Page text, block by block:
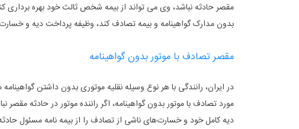
مقصر حادثه نباشد، وی می ‌تواند از بیمه شخص ثالث خود بهره‌ برداری
بدون مدارک گواهینامه و بیمه تصادف کند، وظیفه پرداخت دیه و
مقصر تصادف با موتور بدون گواهینامه
در ایران، رانندگی با هر نوع وسیله نقلیه موتوری بدون داشتن
مورد تصادف با موتور بدون گواهینامه، اگر راننده موتور در حادثه
دیه کامل خود و خسارت‌های ناشی از تصادف را از بیمه نامه مسئول